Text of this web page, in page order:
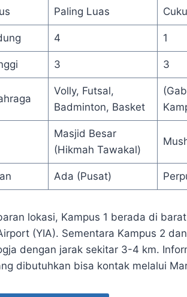
Paling Luas
4 1
3 3
Volly, Futsal,
Badminton, Basket
Masjid Besar
(Hikmah Tawakal)
Ada (Pusat)
lokasi, Kampus 1 berada di
(YIA). Sementara Kampus 2
dengan jarak sekitar 3-4 km.
dibutuhkan bisa kontak melalui